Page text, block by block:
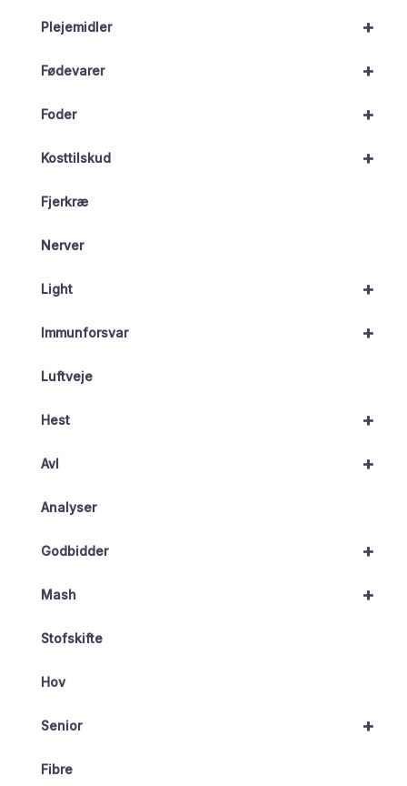
+
Plejemidler
+
Fødevarer
+
Foder
+
Kosttilskud
Fjerkræ
Nerver
+
Light
+
Immunforsvar
Luftveje
+
Hest
+
Avl
Analyser
+
Godbidder
+
Mash
Stofskifte
Hov
+
Senior
Fibre